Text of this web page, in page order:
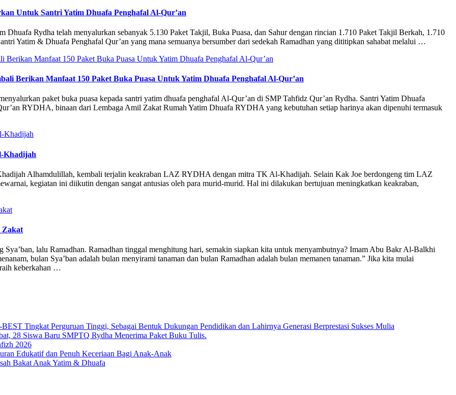
Untuk Santri Yatim Dhuafa Penghafal Al-Qur’an
Rydha telah menyalurkan sebanyak 5.130 Paket Takjil, Buka Puasa, dan Sahur dengan rincian 1.710 Paket Takjil Berkah, 1.710
Yatim & Dhuafa Penghafal Qur’an yang mana semuanya bersumber dari sedekah Ramadhan yang dititipkan sahabat melalui …
Berikan Manfaat 150 Paket Buka Puasa Untuk Yatim Dhuafa Penghafal Al-Qur’an
paket buka puasa kepada santri yatim dhuafa penghafal Al-Qur’an di SMP Tahfidz Qur’an Rydha. Santri Yatim Dhuafa
RYDHA, binaan dari Lembaga Amil Zakat Rumah Yatim Dhuafa RYDHA yang kebutuhan setiap harinya akan dipenuhi termasuk
Khadijah
Alhamdulillah, kembali terjalin keakraban LAZ RYDHA dengan mitra TK Al-Khadijah. Selain Kak Joe berdongeng tim LAZ
kegiatan ini diikutin dengan sangat antusias oleh para murid-murid. Hal ini dilakukan bertujuan meningkatkan keakraban,
Zakat
Sya’ban, lalu Ramadhan. Ramadhan tinggal menghitung hari, semakin siapkan kita untuk menyambutnya? Imam Abu Bakr Al-Balkhi
bulan Sya’ban adalah bulan menyirami tanaman dan bulan Ramadhan adalah bulan memanen tanaman.” Jika kita mulai
keberkahan …
Tingkat Perguruan Tinggi, Sebagai Bentuk Dukungan Pendidikan dan Lahirnya Generasi Berprestasi Sukses Mulia
28 Siswa Baru SMPTQ Rydha Menerima Paket Buku Tulis.
2026
Edukatif dan Penuh Keceriaan Bagi Anak-Anak
Bakat Anak Yatim & Dhuafa